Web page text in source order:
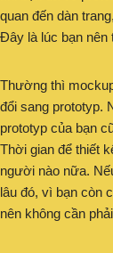
quan đến dàn
Đây là lúc bạn nên
Thường thì
đổi sang prototyp.
prototyp của bạn
Thời gian để thiết
người nào nữa.
lâu đó, vì bạn còn
nên không cần